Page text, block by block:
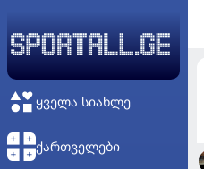
ᲧᲕᲔᲚᲐ ᲡᲘᲐᲮᲚᲔ
ᲥᲐᲠᲗᲕᲔᲚᲔᲑᲘ